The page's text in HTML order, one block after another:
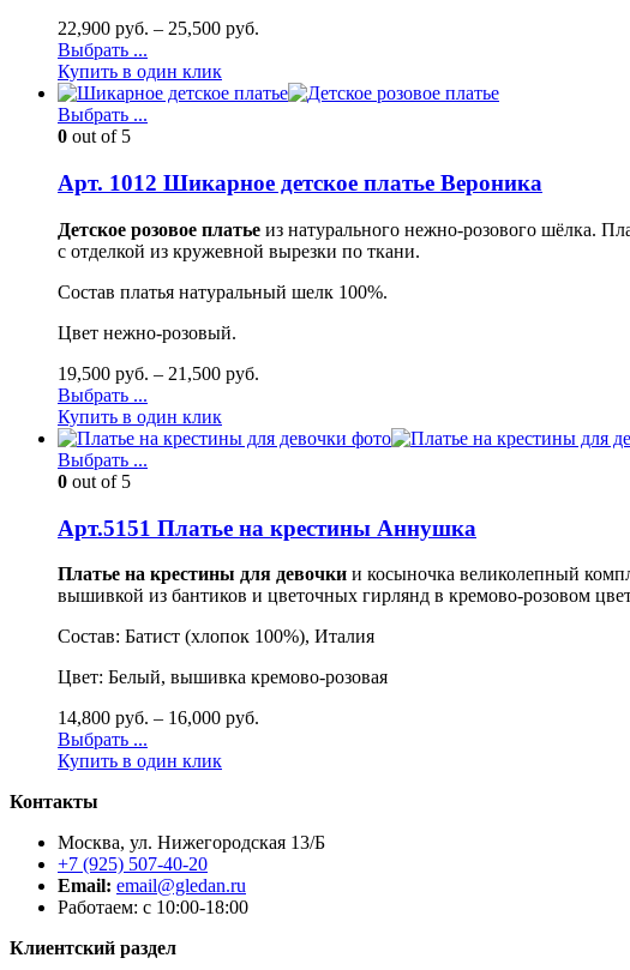
22,900 руб. – 25,500 руб.
Выбрать ...
Купить в один клик
Выбрать ...
0 out of 5
Арт. 1012 Шикарное детское платье Вероника
Детское розовое платье из натурального нежно-розового шёлка.
с отделкой из кружевной вырезки по ткани.
Состав платья натуральный шелк 100%.
Цвет нежно-розовый.
19,500 руб. – 21,500 руб.
Выбрать ...
Купить в один клик
Выбрать ...
0 out of 5
Арт.5151 Платье на крестины Аннушка
Платье на крестины для девочки и косыночка великолепный
вышивкой из бантиков и цветочных гирлянд в кремово-розовом
Состав: Батист (хлопок 100%), Италия
Цвет: Белый, вышивка кремово-розовая
14,800 руб. – 16,000 руб.
Выбрать ...
Купить в один клик
Контакты
Москва, ул. Нижегородская 13/Б
+7 (925) 507-40-20
Email: email@gledan.ru
Работаем: с 10:00-18:00
Клиентский раздел